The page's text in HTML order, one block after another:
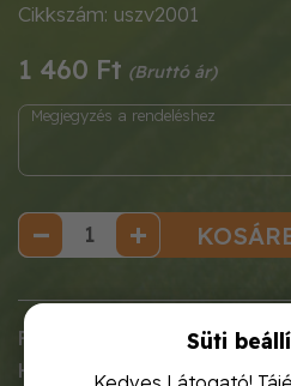
Cikkszám: uszv2001
1 460 Ft
FÓLIÁS MEDENCE
Használati
utasítás:
Süti